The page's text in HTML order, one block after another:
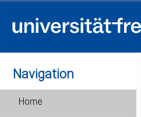
Navigation
Home